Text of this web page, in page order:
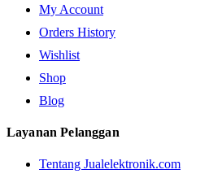
My Account
Orders History
Wishlist
Shop
Blog
Layanan Pelanggan
Tentang Jualelektronik.com